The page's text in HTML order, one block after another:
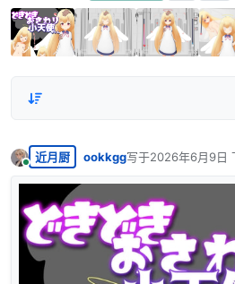
在线
近月厨 ookkgg写于2026年6月9日
最后由 编辑